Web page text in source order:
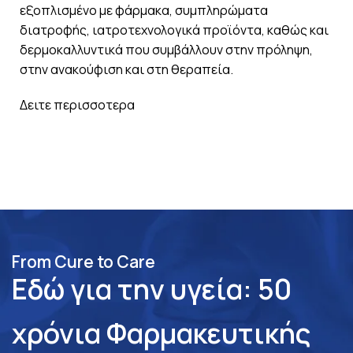
εξοπλισμένο με φάρμακα, συμπληρώματα
διατροφής, ιατροτεχνολογικά προϊόντα, καθώς και
δερμοκαλλυντικά που συμβάλλουν στην πρόληψη,
στην ανακούφιση και στη θεραπεία.
Δειτε περισσοτερα
From Cure to Care
Εδώ για την υγεία: 50
χρόνια Φαρμακευτικής